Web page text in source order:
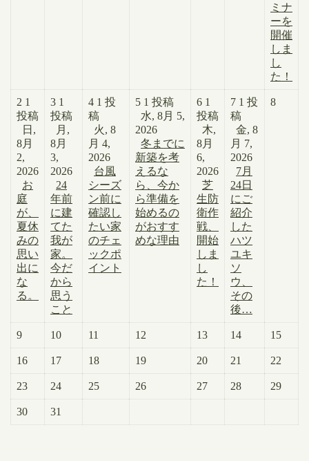
ミナ
ーを
開催
しま
し
た！
2 1
投稿
日,
8月
2,
2026
お
庭
が、
夏休
みの
思い
出に
な
る。
3 1
投稿
月,
8月
3,
2026
24
年前
に建
てた
我が
家。
今だ
から
思う
こと
4 1 投
稿
火, 8
月 4,
2026
台風
シーズ
ン前に
確認し
たい家
のチェ
ックポ
イント
5 1 投稿
水, 8月 5,
2026
冬までに
新築を考
えるな
ら、今か
ら準備を
始めるの
がおすす
めな理由
6 1
投稿
木,
8月
6,
2026
芝
生防
衛作
戦、
開始
しま
し
た！
7 1 投
稿
金, 8
月 7,
2026
7月
24日
にご
紹介
した
ハツ
ユキ
ソ
ウ、
その
後…
8
9 10 11 12 13 14 15
16 17 18 19 20 21 22
23 24 25 26 27 28 29
30 31